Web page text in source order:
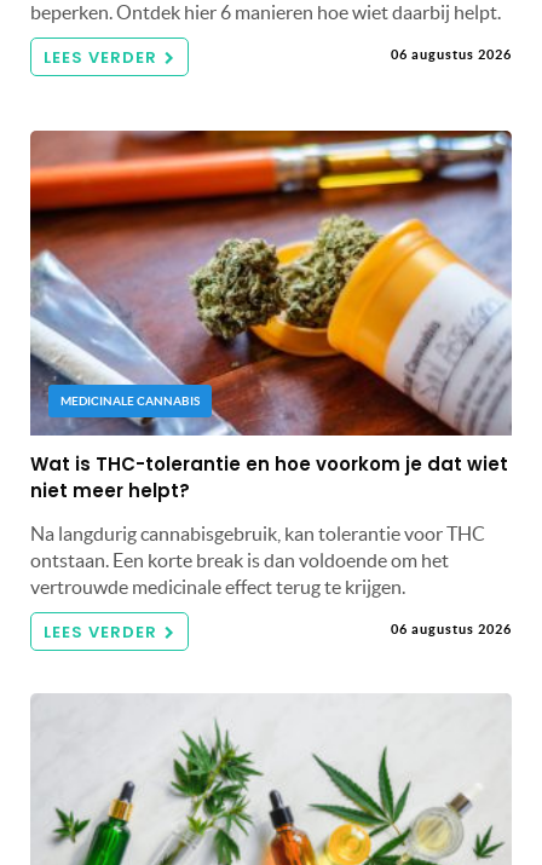
beperken. Ontdek hier 6 manieren hoe wiet daarbij helpt.
LEES VERDER 06 augustus 2026
MEDICINALE CANNABIS
Wat is THC-tolerantie en hoe voorkom je dat wiet
niet meer helpt?
Na langdurig cannabisgebruik, kan tolerantie voor THC
ontstaan. Een korte break is dan voldoende om het
vertrouwde medicinale effect terug te krijgen.
LEES VERDER 06 augustus 2026